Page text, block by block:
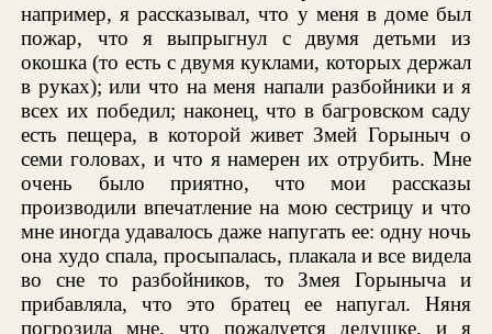
например, я рассказывал, что у меня в доме был
пожар, что я выпрыгнул с двумя детьми из
окошка (то есть с двумя куклами, которых держал
в руках); или что на меня напали разбойники и я
всех их победил; наконец, что в багровском саду
есть пещера, в которой живет Змей Горыныч о
семи головах, и что я намерен их отрубить. Мне
очень было приятно, что мои рассказы
производили впечатление на мою сестрицу и что
мне иногда удавалось даже напугать ее: одну ночь
она худо спала, просыпалась, плакала и все видела
во сне то разбойников, то Змея Горыныча и
прибавляла, что это братец ее напугал. Няня
погрозила мне, что пожалуется дедушке, и я